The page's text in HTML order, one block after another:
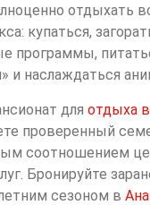
отдыхать
купаться,
программы,
и наслаждаться
для отдыха
проверенный
соотношением
Бронируйте
сезоном в